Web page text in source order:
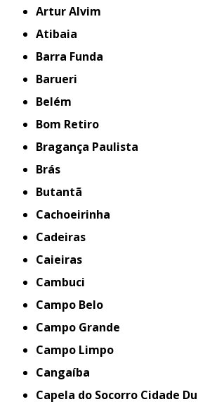
Artur Alvim
Atibaia
Barra Funda
Barueri
Belém
Bom Retiro
Bragança Paulista
Brás
Butantã
Cachoeirinha
Cadeiras
Caieiras
Cambuci
Campo Belo
Campo Grande
Campo Limpo
Cangaíba
Capela do Socorro Cidade